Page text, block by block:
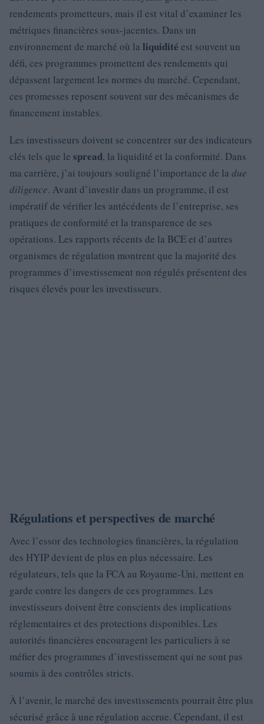
rendements prometteurs, mais il est vital d’examiner les
métriques financières sous-jacentes. Dans un
environnement de marché où la liquidité est souvent un
défi, ces programmes promettent des rendements qui
dépassent largement les normes du marché. Cependant,
ces promesses reposent souvent sur des mécanismes de
financement instables.
Les investisseurs doivent se concentrer sur des indicateurs
clés tels que le spread, la liquidité et la conformité. Dans
ma carrière, j’ai toujours souligné l’importance de la due
diligence. Avant d’investir dans un programme, il est
impératif de vérifier les antécédents de l’entreprise, ses
pratiques de conformité et la transparence de ses
opérations. Les rapports récents de la BCE et d’autres
organismes de régulation montrent que la majorité des
programmes d’investissement non régulés présentent des
risques élevés pour les investisseurs.
Régulations et perspectives de marché
Avec l’essor des technologies financières, la régulation
des HYIP devient de plus en plus nécessaire. Les
régulateurs, tels que la FCA au Royaume-Uni, mettent en
garde contre les dangers de ces programmes. Les
investisseurs doivent être conscients des implications
réglementaires et des protections disponibles. Les
autorités financières encouragent les particuliers à se
méfier des programmes d’investissement qui ne sont pas
soumis à des contrôles stricts.
À l’avenir, le marché des investissements pourrait être plus
sécurisé grâce à une régulation accrue. Cependant, il est